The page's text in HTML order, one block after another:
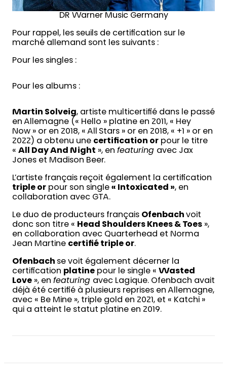
DR Warner Music Germany
Pour rappel, les seuils de certification sur le
marché allemand sont les suivants :
Pour les singles :
Pour les albums :
Martin Solveig, artiste multicertifié dans le passé
en Allemagne (« Hello » platine en 2011, « Hey
Now » or en 2018, « All Stars » or en 2018, « +1 » or en
2022) a obtenu une certification or pour le titre
« All Day And Night », en featuring avec Jax
Jones et Madison Beer.
L’artiste français reçoit également la certification
triple or pour son single « Intoxicated », en
collaboration avec GTA.
Le duo de producteurs français Ofenbach voit
donc son titre « Head Shoulders Knees & Toes »,
en collaboration avec Quarterhead et Norma
Jean Martine certifié triple or.
Ofenbach se voit également décerner la
certification platine pour le single « Wasted
Love », en featuring avec Lagique. Ofenbach avait
déjà été certifié à plusieurs reprises en Allemagne,
avec « Be Mine », triple gold en 2021, et « Katchi »
qui a atteint le statut platine en 2019.